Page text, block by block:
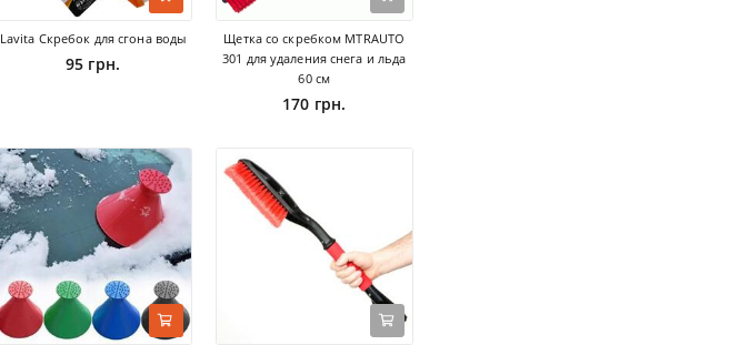
Lavita Скребок для сгона воды
95 грн.
Щетка со скребком MTRAUTO
301 для удаления снега и льда
60 см
170 грн.